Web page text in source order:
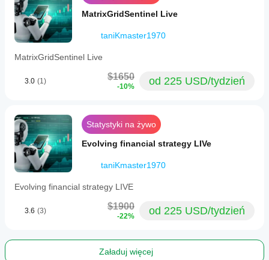
MatrixGridSentinel Live
taniKmaster1970
MatrixGridSentinel Live
3.0 (1) $1650
-10% od 225 USD/tydzień
Statystyki na żywo
Evolving financial strategy LIVe
taniKmaster1970
Evolving financial strategy LIVE
3.6 (3) $1900
-22% od 225 USD/tydzień
Załaduj więcej